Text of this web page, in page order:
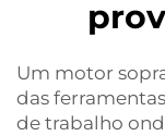
Um motor
das
de trabalho